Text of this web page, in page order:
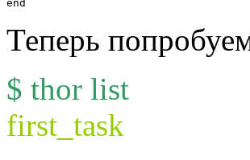
Теперь
$ thor list
first_task